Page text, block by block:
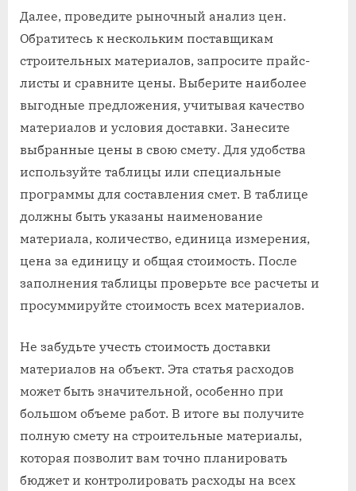
Далее, проведите рыночный анализ цен.
Обратитесь к нескольким поставщикам
строительных материалов, запросите прайс-
листы и сравните цены. Выберите наиболее
выгодные предложения, учитывая качество
материалов и условия доставки. Занесите
выбранные цены в свою смету. Для удобства
используйте таблицы или специальные
программы для составления смет. В таблице
должны быть указаны наименование
материала, количество, единица измерения,
цена за единицу и общая стоимость. После
заполнения таблицы проверьте все расчеты и
просуммируйте стоимость всех материалов.
Не забудьте учесть стоимость доставки
материалов на объект. Эта статья расходов
может быть значительной, особенно при
большом объеме работ. В итоге вы получите
полную смету на строительные материалы,
которая позволит вам точно планировать
бюджет и контролировать расходы на всех